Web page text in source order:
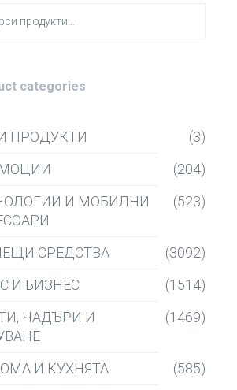
categories
ПРОДУКТИ
(3)
(204)
И МОБИЛНИ
(523)
СРЕДСТВА
(3092)
И БИЗНЕС
(1514)
ЧАДЪРИ И
(1469)
И КУХНЯТА
(585)